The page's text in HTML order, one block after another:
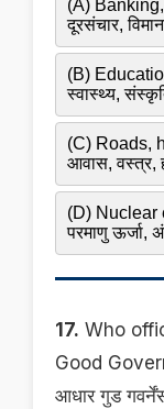
(A)
दूरसंचार,
(B)
स्वास्थ्य,
(C) Roads,
आवास, वस्त्र,
(D) Nuclear
परमाणु ऊर्जा,
17. Who
Good
आधार गुड